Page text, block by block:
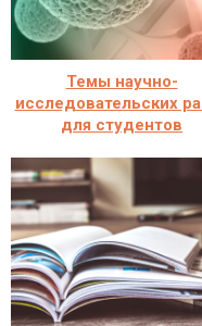
Темы научно-
исследовательских
для студентов